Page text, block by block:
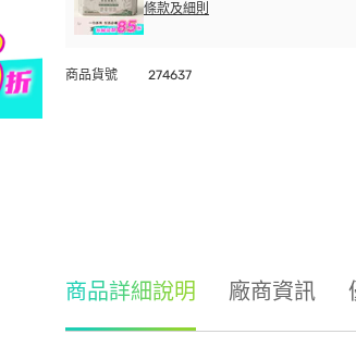
條款及細則
商品貨號 274637
商品詳細說明 廠商資訊